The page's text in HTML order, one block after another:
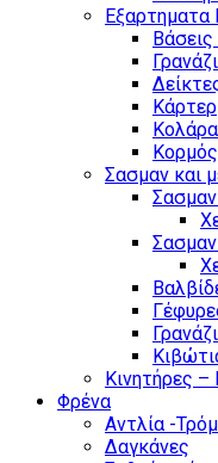
Εξαρτηματα
Κάρτερ
Κολάρα
Σασμαν και
Κινητήρες
Φρένα
Αντλία -
Δαγκάνες